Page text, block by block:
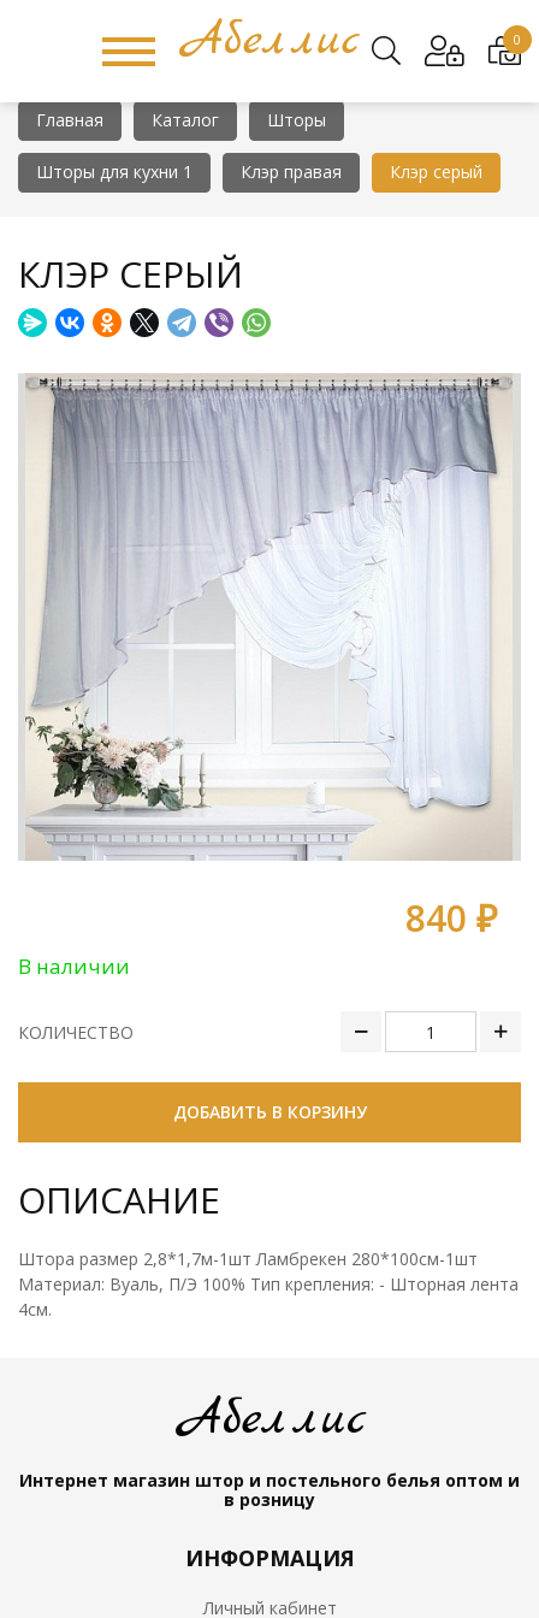
Главная Каталог Шторы
Шторы для кухни 1 Клэр правая Клэр серый
КЛЭР СЕРЫЙ
840 ₽
В наличии
КОЛИЧЕСТВО
ДОБАВИТЬ В КОРЗИНУ
ОПИСАНИЕ
Штора размер 2,8*1,7м-1шт Ламбрекен 280*100см-1шт
Материал: Вуаль, П/Э 100% Тип крепления: - Шторная лента
4см.
Абеллис
Интернет магазин штор и постельного белья оптом и
в розницу
ИНФОРМАЦИЯ
Личный кабинет
0